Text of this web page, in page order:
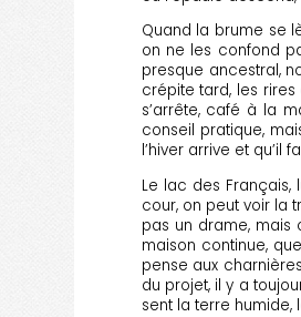
Quand la brume se
on ne les confond
presque ancestral,
crépite tard, les
s’arrête, café à la
conseil pratique,
l’hiver arrive et qu’il
Le lac des
cour, on peut voir la
pas un drame, mais
maison continue,
pense aux
du projet, il y a
sent la terre humide,